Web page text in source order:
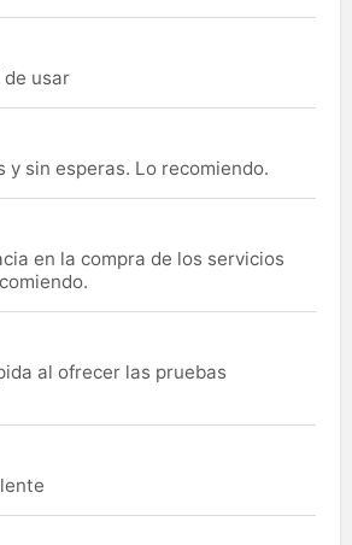
usar
y sin esperas. Lo recomiendo.
en la compra de los servicios
al ofrecer las pruebas